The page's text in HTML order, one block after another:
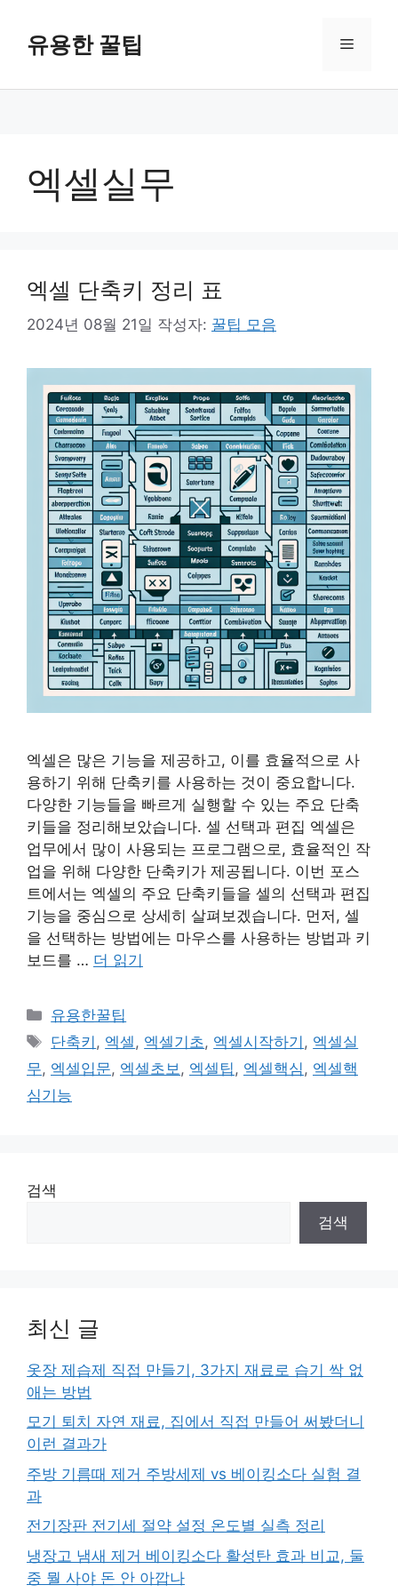
유용한 꿀팁 메
엑셀실무
엑셀 단축키 정리 표
2024년 08월 21일 작성자: 꿀팁 모음
엑셀은 많은 기능을 제공하고, 이를 효율적으로 사
용하기 위해 단축키를 사용하는 것이 중요합니다.
다양한 기능들을 빠르게 실행할 수 있는 주요 단축
키들을 정리해보았습니다. 셀 선택과 편집 엑셀은
업무에서 많이 사용되는 프로그램으로, 효율적인 작
업을 위해 다양한 단축키가 제공됩니다. 이번 포스
트에서는 엑셀의 주요 단축키들을 셀의 선택과 편집
기능을 중심으로 상세히 살펴보겠습니다. 먼저, 셀
을 선택하는 방법에는 마우스를 사용하는 방법과 키
보드를 … 더 읽기
카
테
리
유용한꿀팁
태
그
단축키 , 엑셀 , 엑셀기초, 엑셀시작하기 , 엑셀실
무, 엑셀입문, 엑셀초보 , 엑셀팁 , 엑셀핵심 , 엑셀핵
심기능
검색
검색
최신 글
옷장 제습제 직접 만들기, 3가지 재료로 습기 싹 없
애는 방법
모기 퇴치 자연 재료, 집에서 직접 만들어 써봤더니
이런 결과가
주방 기름때 제거 주방세제 vs 베이킹소다 실험 결
과
전기장판 전기세 절약 설정 온도별 실측 정리
냉장고 냄새 제거 베이킹소다 활성탄 효과 비교, 둘
중 뭘 사야 돈 안 아깝나